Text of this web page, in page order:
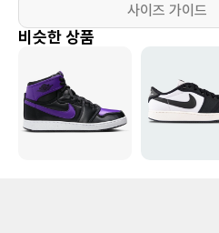
사이즈 가이드
비슷한 상품